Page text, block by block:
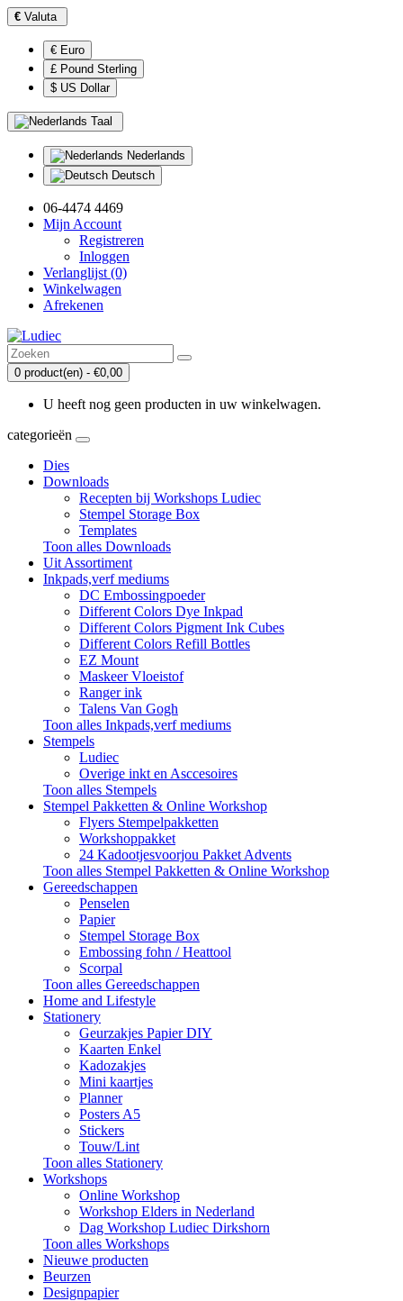
€ Valuta
€ Euro
£ Pound Sterling
$ US Dollar
Taal
Nederlands
Deutsch
06-4474 4469
Mijn Account
Registreren
Inloggen
Verlanglijst (0)
Winkelwagen
Afrekenen
0 product(en) - €0,00
U heeft nog geen producten in uw winkelwagen.
categorieën
Dies
Downloads
Recepten bij Workshops Ludiec
Stempel Storage Box
Templates
Toon alles Downloads
Uit Assortiment
Inkpads,verf mediums
DC Embossingpoeder
Different Colors Dye Inkpad
Different Colors Pigment Ink Cubes
Different Colors Refill Bottles
EZ Mount
Maskeer Vloeistof
Ranger ink
Talens Van Gogh
Toon alles Inkpads,verf mediums
Stempels
Ludiec
Overige inkt en Asccesoires
Toon alles Stempels
Stempel Pakketten & Online Workshop
Flyers Stempelpakketten
Workshoppakket
24 Kadootjesvoorjou Pakket Advents
Toon alles Stempel Pakketten & Online Workshop
Gereedschappen
Penselen
Papier
Stempel Storage Box
Embossing fohn / Heattool
Scorpal
Toon alles Gereedschappen
Home and Lifestyle
Stationery
Geurzakjes Papier DIY
Kaarten Enkel
Kadozakjes
Mini kaartjes
Planner
Posters A5
Stickers
Touw/Lint
Toon alles Stationery
Workshops
Online Workshop
Workshop Elders in Nederland
Dag Workshop Ludiec Dirkshorn
Toon alles Workshops
Nieuwe producten
Beurzen
Designpapier